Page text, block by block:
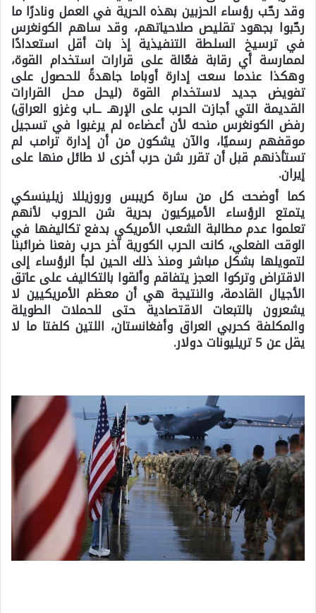
وقد رحّب رؤساء الحزبين بهذه الحرية في العمل ونادرًا ما
رحّبوا بجهود تقليص صلاحياتهم، وقد ساهم الكونغرس
في ترسيخ السلطة التنفيذية إذ بات أقل استعدادًا
لممارسة أي رقابة فعّالة على قرارات استخدام القوة،
وهكذا عندما سعت إدارة أوباما جاهدةً للحصول على
تفويض جديد لاستخدام القوة (ليحل محل القرارات
القديمة التي أجازت الحرب على الإرهـ ــاب وغزو العراق)
رفض الكونغرس منحه لأن أعضاءه لم يرغبوا في تسجيل
موقفهم رسميًا، والآن يشكون من أن إدارة ترامب لم
تستأذنهم قبل أن تقرر شن حرب أخرى لا طائل منها على
إيران.
كما أوضحت كل من سارة كريبس وروزيللا زيلينسكي
يتمتع الرؤساء الأميركيون بحرية شن الحروب لأنهم
تعلموا عدم مطالبة الشعب الأمريكي بدفع تكاليفها في
الوقت الفعلي، كانت الحرب الكورية آخر حرب رفعنا ضرائبنا
لتمويلها بشكل مباشر ومنذ ذلك الحين لجأ الرؤساء إلى
الاقتراض وتركوا العجز يتفاقم وألقوا بالتكاليف على عاتق
الأجيال القادمة، والنتيجة هي أن معظم الأمريكيين لا
يشعرون بالتبعات الاقتصادية حتى للحملات الطويلة
والمكلفة كحربي العراق وأفغانستان، اللتين كلفتا ما لا
يقل عن 5 تريليونات دولار.